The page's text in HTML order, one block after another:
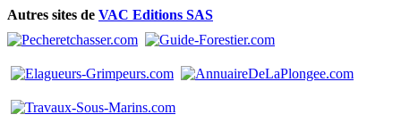
Autres sites de VAC Editions SAS